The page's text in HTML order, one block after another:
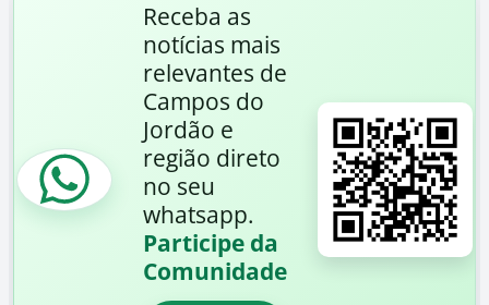
Receba as
notícias mais
relevantes de
Campos do
Jordão e
região direto
no seu
whatsapp.
Participe da
Comunidade